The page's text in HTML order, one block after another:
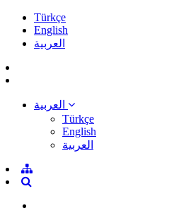
Türkçe
English
العربية
Türkçe
English
العربية